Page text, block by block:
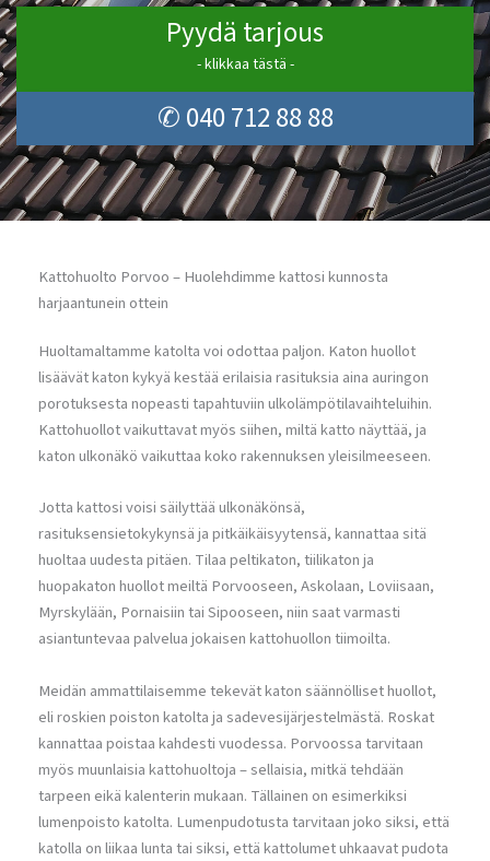
Pyydä tarjous
- klikkaa tästä -
✆ 040 712 88 88
Kattohuolto Porvoo – Huolehdimme kattosi kunnosta
harjaantunein ottein
Huoltamaltamme katolta voi odottaa paljon. Katon huollot
lisäävät katon kykyä kestää erilaisia rasituksia aina auringon
porotuksesta nopeasti tapahtuviin ulkolämpötilavaihteluihin.
Kattohuollot vaikuttavat myös siihen, miltä katto näyttää, ja
katon ulkonäkö vaikuttaa koko rakennuksen yleisilmeeseen.
Jotta kattosi voisi säilyttää ulkonäkönsä,
rasituksensietokykynsä ja pitkäikäisyytensä, kannattaa sitä
huoltaa uudesta pitäen. Tilaa peltikaton, tiilikaton ja
huopakaton huollot meiltä Porvooseen, Askolaan, Loviisaan,
Myrskylään, Pornaisiin tai Sipooseen, niin saat varmasti
asiantuntevaa palvelua jokaisen kattohuollon tiimoilta.
Meidän ammattilaisemme tekevät katon säännölliset huollot,
eli roskien poiston katolta ja sadevesijärjestelmästä. Roskat
kannattaa poistaa kahdesti vuodessa. Porvoossa tarvitaan
myös muunlaisia kattohuoltoja – sellaisia, mitkä tehdään
tarpeen eikä kalenterin mukaan. Tällainen on esimerkiksi
lumenpoisto katolta. Lumenpudotusta tarvitaan joko siksi, että
katolla on liikaa lunta tai siksi, että kattolumet uhkaavat pudota